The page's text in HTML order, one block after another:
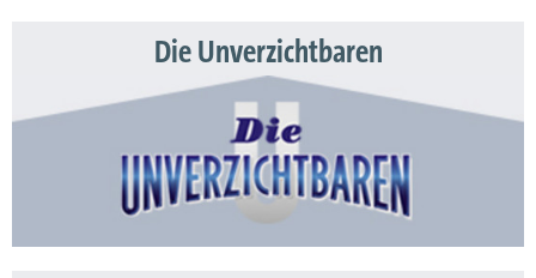
Die Unverzichtbaren